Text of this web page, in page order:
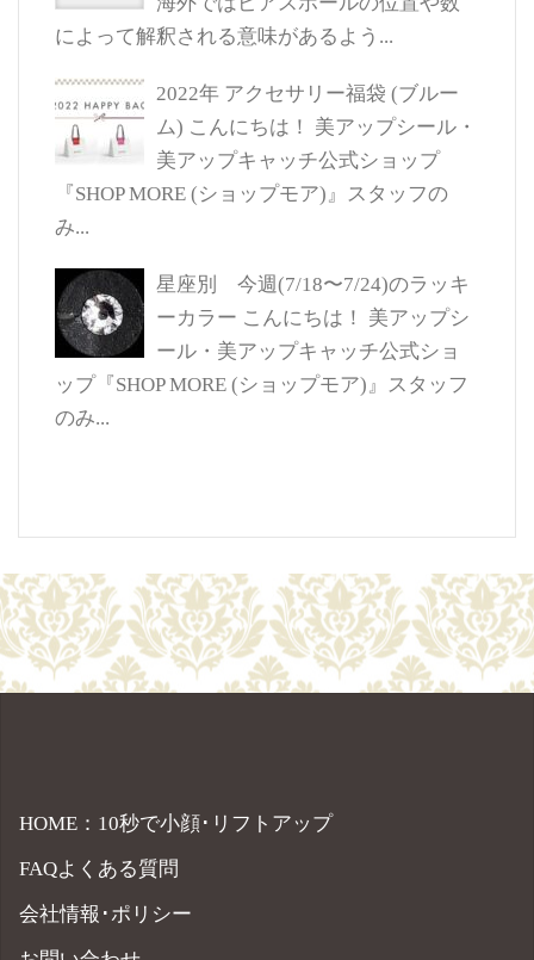
によって解釈される意味があるよう...
2022年 アクセサリー福袋 (ブルー
ム) こんにちは！ 美アップシール・
美アップキャッチ公式ショップ
『SHOP MORE (ショップモア)』スタッフの
み...
星座別 今週(7/18〜7/24)のラッキ
ーカラー こんにちは！ 美アップシ
ール・美アップキャッチ公式ショ
ップ『SHOP MORE (ショップモア)』スタッフ
のみ...
HOME：10秒で小顔･リフトアップ
FAQよくある質問
会社情報･ポリシー